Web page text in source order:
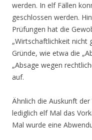
werden. In elf Fällen
geschlossen werden.
Prüfungen hat die
„Wirtschaftlichkeit nicht
Gründe, wie etwa die
„Absage wegen
auf.
Ähnlich die Auskunft
lediglich elf Mal das
Mal wurde eine